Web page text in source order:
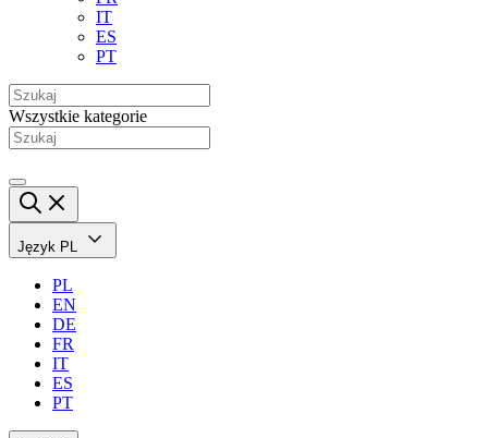
IT
ES
PT
Wszystkie kategorie
Język PL
PL
EN
DE
FR
IT
ES
PT